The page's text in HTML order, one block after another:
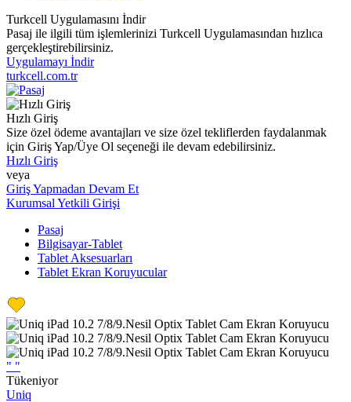
Turkcell Uygulamasını İndir
Pasaj ile ilgili tüm işlemlerinizi Turkcell Uygulamasından hızlıca
gerçekleştirebilirsiniz.
Uygulamayı İndir
turkcell.com.tr
Hızlı Giriş
Size özel ödeme avantajları ve size özel tekliflerden faydalanmak
için Giriş Yap/Üye Ol seçeneği ile devam edebilirsiniz.
Hızlı Giriş
veya
Giriş Yapmadan Devam Et
Kurumsal Yetkili Girişi
Pasaj
Bilgisayar-Tablet
Tablet Aksesuarları
Tablet Ekran Koruyucular
" "
Tükeniyor
Uniq